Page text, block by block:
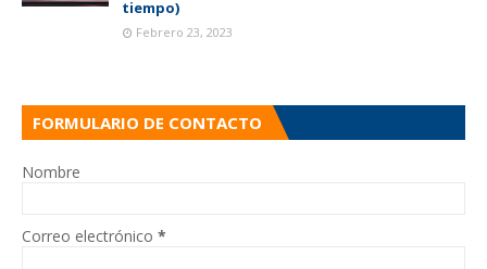
tiempo)
Febrero 23, 2023
FORMULARIO DE CONTACTO
Nombre
Correo electrónico *